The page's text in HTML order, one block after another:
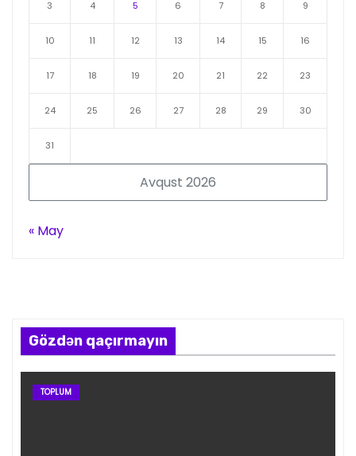
Avqust 2026
3 4 5 6 7 8 9
10 11 12 13 14 15 16
17 18 19 20 21 22 23
24 25 26 27 28 29 30
31
« May
Gözdən qaçırmayın
TOPLUM